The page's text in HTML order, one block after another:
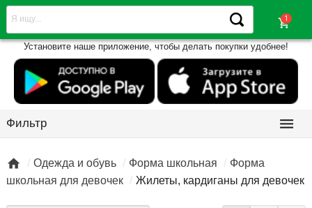
shopping_cart
Установите наше приложение, чтобы делать покупки удобнее!
Фильтр 
 Одежда и обувь Форма школьная
Форма
школьная для девочек
Жилеты, кардиганы для девочек